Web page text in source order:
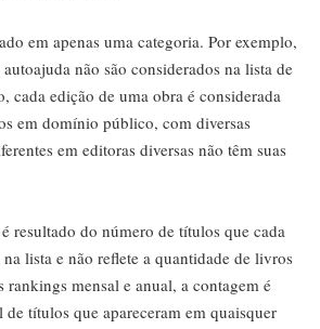
em apenas uma categoria. Por exemplo,
não são considerados na lista de
cada edição de uma obra é considerada
em domínio público, com diversas
em editoras diversas não têm suas
resultado do número de títulos que cada
lista e não reflete a quantidade de livros
rankings mensal e anual, a contagem é
títulos que apareceram em quaisquer